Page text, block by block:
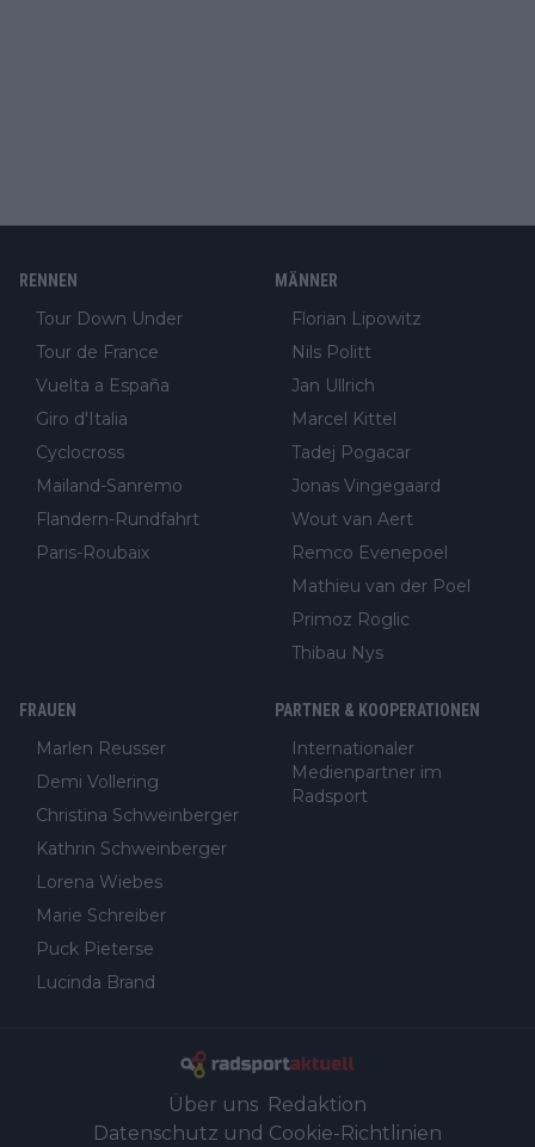
RENNEN
Tour Down Under
Tour de France
Vuelta a España
Giro d'Italia
Cyclocross
Mailand-Sanremo
Flandern-Rundfahrt
Paris-Roubaix
MÄNNER
Florian Lipowitz
Nils Politt
Jan Ullrich
Marcel Kittel
Tadej Pogacar
Jonas Vingegaard
Wout van Aert
Remco Evenepoel
Mathieu van der Poel
Primoz Roglic
Thibau Nys
FRAUEN
Marlen Reusser
Demi Vollering
Christina Schweinberger
Kathrin Schweinberger
Lorena Wiebes
Marie Schreiber
Puck Pieterse
Lucinda Brand
PARTNER & KOOPERATIONEN
Internationaler
Medienpartner im
Radsport
Über uns Redaktion
Datenschutz und Cookie-Richtlinien